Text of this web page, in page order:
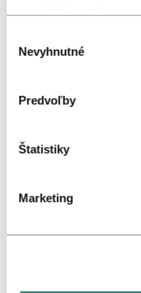
súhlasu
Nevyhnutné
Predvoľby
Štatistiky
Marketing
Nízkouhlíkový